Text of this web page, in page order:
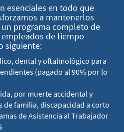
esenciales en todo que
a mantenerlos
programa completo de
de tiempo
siguiente:
dental y oftalmológico para
(pagado al 90% por lo
por muerte accidental y
de familia, discapacidad a corto
de Asistencia al Trabajador